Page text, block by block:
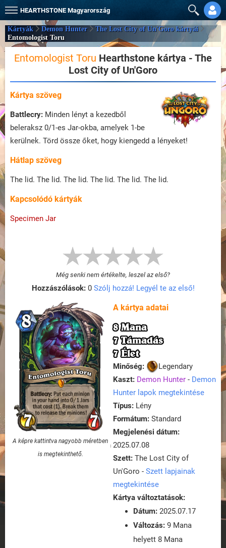
HEARTHSTONE Magyarország
Kártyák Demon Hunter
The Lost City of Un'Goro kártyái
Entomologist Toru
Entomologist Toru Hearthstone kártya - The
Lost City of Un'Goro
Kártya szöveg
Battlecry: Minden lényt a kezedből
beleraksz 0/1-es Jar-okba, amelyek 1-be
kerülnek. Törd össze őket, hogy kiengedd a lényeket!
Hátlap szöveg
The lid. The lid. The lid. The lid. The lid. The lid.
Kapcsolódó kártyák
Specimen Jar
Még senki nem értékelte, leszel az első?
Hozzászólások:0 Szólj hozzá! Legyél te az első!
A képre kattintva nagyobb méretben
is megtekinthető.
A kártya adatai
8 Mana
7 Támadás
7 Élet
Minőség:
Legendary
Kaszt: Demon Hunter - Demon
Hunter lapok megtekintése
Típus: Lény
Formátum: Standard
Megjelenési dátum:
2025.07.08
Szett: The Lost City of
Un'Goro - Szett lapjainak
megtekintése
Kártya változtatások:
Dátum: 2025.07.17
Változás: 9 Mana
helyett 8 Mana